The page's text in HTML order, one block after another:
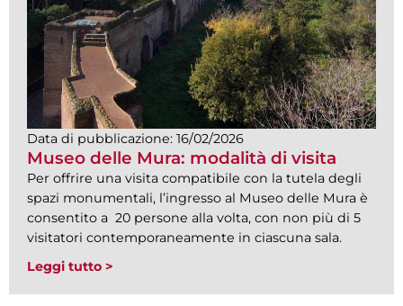
Data di pubblicazione: 16/02/2026
Museo delle Mura: modalità di visita
Per offrire una visita compatibile con la tutela degli
spazi monumentali, l’ingresso al Museo delle Mura è
consentito a 20 persone alla volta, con non più di 5
visitatori contemporaneamente in ciascuna sala.
Leggi tutto >